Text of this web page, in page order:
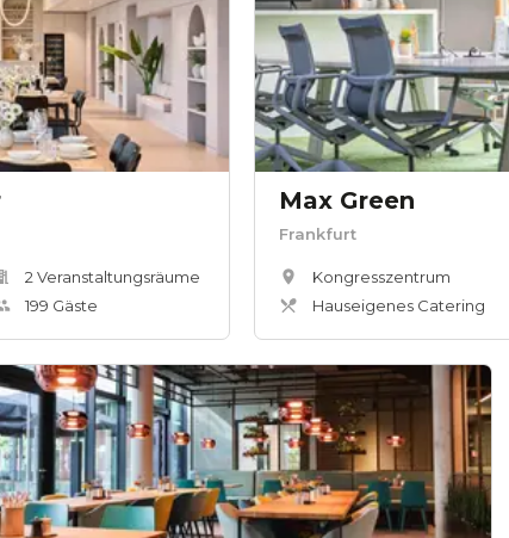
2 Veranstaltungsräume
199 Gäste
Max Green
Frankfurt
Kongresszentrum
Hauseigenes Catering